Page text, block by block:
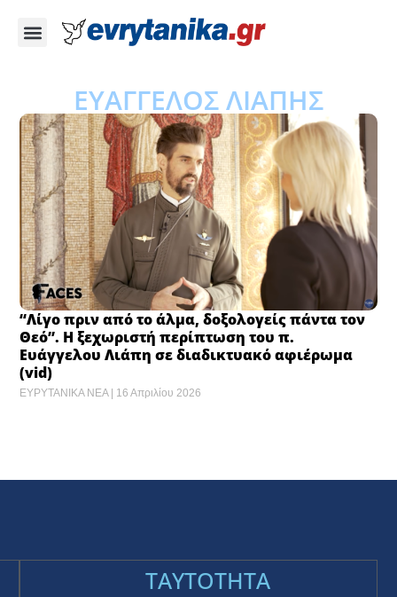
ΕΥΑΓΓΕΛΟΣ ΛΙΑΠΗΣ
“Λίγο πριν από το άλμα, δοξολογείς πάντα τον
Θεό”. Η ξεχωριστή περίπτωση του π.
Ευάγγελου Λιάπη σε διαδικτυακό αφιέρωμα
(vid)
ΕΥΡΥΤΑΝΙΚΑ ΝΕΑ 16 Απριλίου 2026
TAYTOTHTA